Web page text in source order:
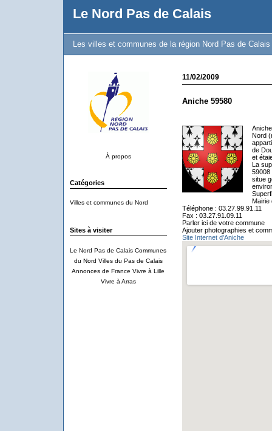
Le Nord Pas de Calais
Les villes et communes de la région Nord Pas de Calais
À propos
Catégories
Villes et communes du Nord
Sites à visiter
Le Nord Pas de Calais Communes
du Nord Villes du Pas de Calais
Annonces de France Vivre à Lille
Vivre à Arras
11/02/2009
Aniche 59580
Nord
de
et
La
59008
situe
Mairie
Téléphone : 03.27.99.91.11
Fax : 03.27.91.09.11
Parler ici de votre commune
Ajouter photographies et
Site Internet d'Aniche